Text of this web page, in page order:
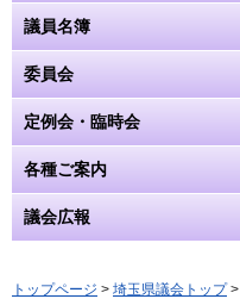
議員名簿
委員会
定例会・臨時会
各種ご案内
議会広報
トップページ > 埼玉県議会トップ>